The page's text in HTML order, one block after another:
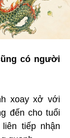
có người
xoay xở với
đến cho tuổi
tiếp nhận